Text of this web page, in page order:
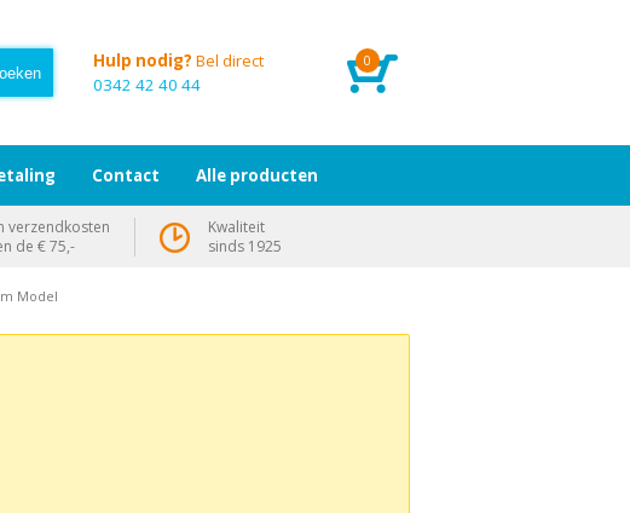
0
Hulp nodig? Bel direct
0342 42 40 44
Model
Contact Alle producten
verzendkosten
de € 75,-
Kwaliteit
sinds 1925